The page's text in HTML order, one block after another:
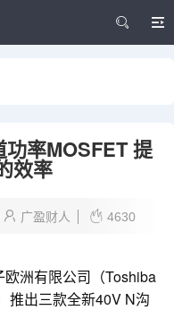
率MOSFET 提
效率
广盈财人 4630
洲有限公司（Toshiba
推出三款全新40V N沟